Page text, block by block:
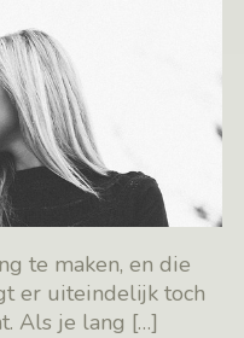
te maken, en die
er uiteindelijk toch
Als je lang […]